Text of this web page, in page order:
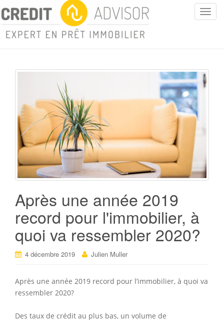
T
e
n
g
i
o
Après une année 2019
record pour l'immobilier, à
quoi va ressembler 2020?
4 décembre 2019 Julien Muller
Après une année 2019 record pour l’immobilier, à quoi va
ressembler 2020?
Des taux de crédit au plus bas, un volume de